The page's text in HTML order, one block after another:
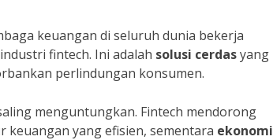
keuangan di seluruh dunia bekerja
fintech. Ini adalah solusi cerdasyang
perlindungan konsumen.
menguntungkan. Fintech mendorong
yang efisien, sementara ekonomi